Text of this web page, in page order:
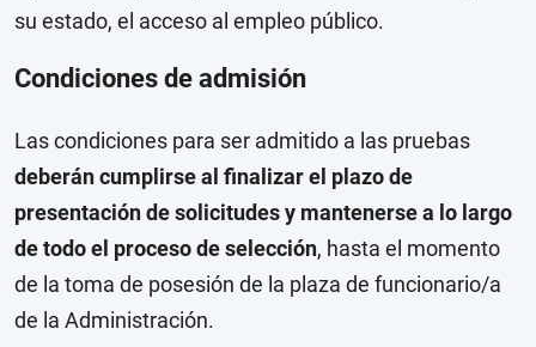
su estado, el acceso al empleo público.
Condiciones de admisión
Las condiciones para ser admitido a las pruebas
deberán cumplirse al finalizar el plazo de
presentación de solicitudes y mantenerse a lo largo
de todo el proceso de selección, hasta el momento
de la toma de posesión de la plaza de funcionario/a
de la Administración.